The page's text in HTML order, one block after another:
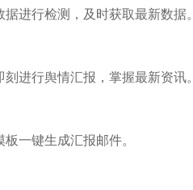
据进行检测，及时获取最新数据
刻进行舆情汇报，掌握最新资讯
一键生成汇报邮件。